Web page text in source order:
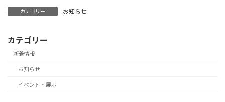
カテゴリー お知らせ
カテゴリー
新着情報
お知らせ
イベント・展示